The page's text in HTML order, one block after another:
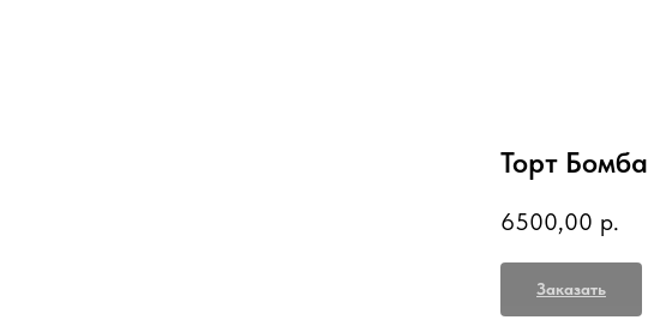
Торт Бомба
6500,00 р.
Заказать